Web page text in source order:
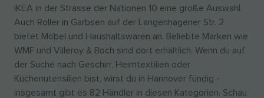
IKEA in der Strasse der Nationen 10 eine große Auswahl.
Auch Roller in Garbsen auf der Langenhagener Str. 2
bietet Möbel und Haushaltswaren an. Beliebte Marken wie
WMF und Villeroy & Boch sind dort erhältlich. Wenn du auf
der Suche nach Geschirr, Heimtextilien oder
Küchenutensilien bist, wirst du in Hannover fündig -
insgesamt gibt es 82 Händler in diesen Kategorien. Schau